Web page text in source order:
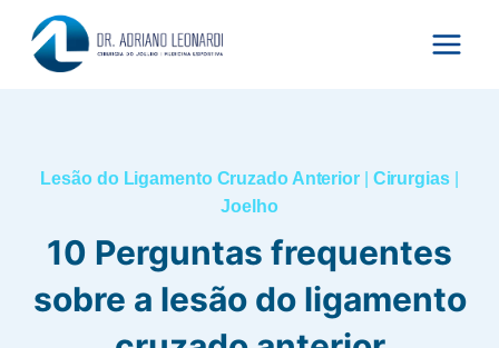
para
Lesão do Ligamento Cruzado Anterior| Cirurgias|
Joelho
10 Perguntas frequentes
sobre a lesão do ligamento